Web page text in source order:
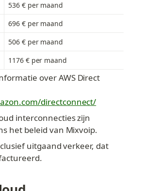
536 € per maand
696 € per maand
506 € per maand
1176 € per maand
over AWS Direct
directconnect/
interconnecties zijn
het beleid van Mixvoip.
uitgaand verkeer, dat